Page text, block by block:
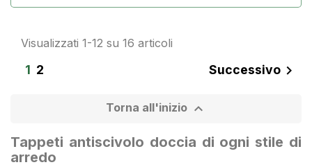
Visualizzati 1-12 su 16 articoli
1 2 Successivo 
Torna all'inizio 
Tappeti antiscivolo doccia di ogni stile di
arredo